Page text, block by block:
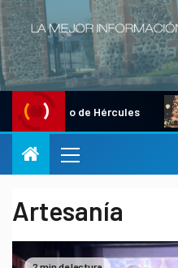
Gallo de Hércules
Artesanía